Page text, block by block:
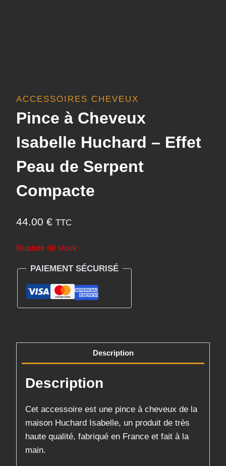
ACCESSOIRES CHEVEUX
Pince à Cheveux
Isabelle Huchard – Effet
Peau de Serpent
Compacte
44.00 € TTC
Rupture de stock
PAIEMENT SÉCURISÉ
Description
Description
Cet accessoire est une pince à cheveux de la
maison Huchard Isabelle, un produit de très
haute qualité, fabriqué en France et fait à la
main.